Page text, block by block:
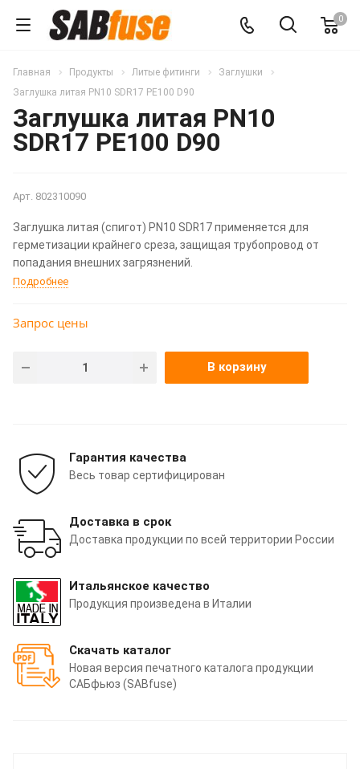
0
Главная Продукты Литые фитинги
Заглушки
Заглушка литая PN10 SDR17 PE100 D90
Заглушка литая PN10
SDR17 PE100 D90
Арт. 802310090
Заглушка литая (спигот) PN10 SDR17 применяется для
герметизации крайнего среза, защищая трубопровод от
попадания внешних загрязнений.
Подробнее
Запрос цены
В корзину
Гарантия качества
Весь товар сертифицирован
Доставка в срок
Доставка продукции по всей территории России
Итальянское качество
Продукция произведена в Италии
Скачать каталог
Новая версия печатного каталога продукции
САБфьюз (SABfuse)